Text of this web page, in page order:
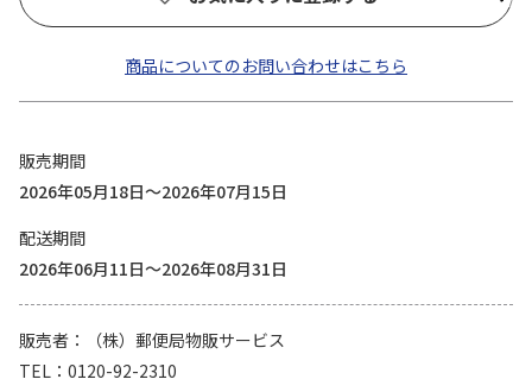
商品についてのお問い合わせはこちら
販売期間
2026年05月18日～2026年07月15日
配送期間
2026年06月11日～2026年08月31日
販売者
（株）郵便局物販サービス
TEL
0120-92-2310